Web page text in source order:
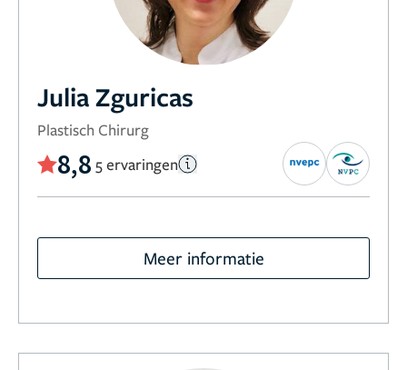
Julia Zguricas
Plastisch Chirurg
8,8 5 ervaringen
Meer informatie